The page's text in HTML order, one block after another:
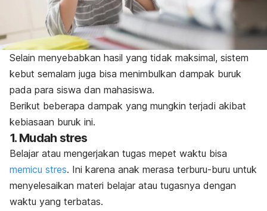
Selain menyebabkan hasil yang tidak maksimal, sistem
kebut semalam juga bisa menimbulkan dampak buruk
pada para siswa dan mahasiswa.
Berikut beberapa dampak yang mungkin terjadi akibat
kebiasaan buruk ini.
1. Mudah stres
Belajar atau mengerjakan tugas mepet waktu bisa
memicu stres. Ini karena anak merasa terburu-buru untuk
menyelesaikan materi belajar atau tugasnya dengan
waktu yang terbatas.